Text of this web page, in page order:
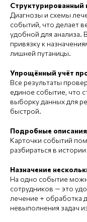
Структурированный
Диагнозы и схемы
событий, что делает
удобной для анализа.
привязку к
лишней путаницы.
Упрощённый учёт
Все результаты
единое событие, что
выборку данных для
быстрой.
Подробные
Карточки событий
разбираться в
Назначение
На одно событие
сотрудников — это
лечение + обработка
невыполнения задач